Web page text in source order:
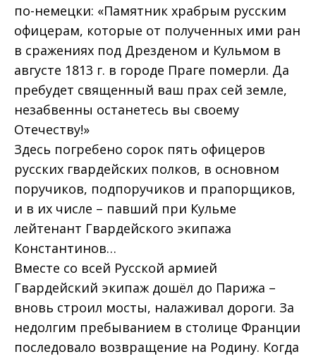
по-немецки: «Памятник храбрым русским
офицерам, которые от полученных ими ран
в сражениях под Дрезденом и Кульмом в
августе 1813 г. в городе Праге померли. Да
пребудет священный ваш прах сей земле,
незабвенны останетесь вы своему
Отечеству!»
Здесь погребено сорок пять офицеров
русских гвардейских полков, в основном
поручиков, подпоручиков и прапорщиков,
и в их числе – павший при Кульме
лейтенант Гвардейского экипажа
Константинов…
Вместе со всей Русской армией
Гвардейский экипаж дошёл до Парижа –
вновь строил мосты, налаживал дороги. За
недолгим пребыванием в столице Франции
последовало возвращение на Родину. Когда